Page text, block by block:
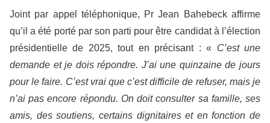
Joint par appel téléphonique, Pr Jean Bahebeck affirme
qu’il a été porté par son parti pour être candidat à l’élection
présidentielle de 2025, tout en précisant : « C’est une
demande et je dois répondre. J’ai une quinzaine de jours
pour le faire. C’est vrai que c’est difficile de refuser, mais je
n’ai pas encore répondu. On doit consulter sa famille, ses
amis, des soutiens, certains dignitaires et en fonction de